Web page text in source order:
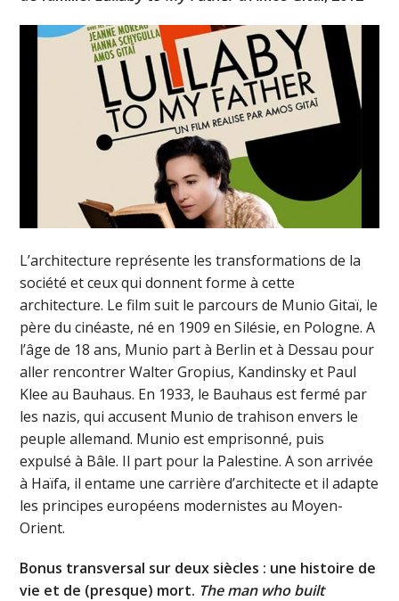
L’architecture représente les transformations de la
société et ceux qui donnent forme à cette
architecture. Le film suit le parcours de Munio Gitaï, le
père du cinéaste, né en 1909 en Silésie, en Pologne. A
l’âge de 18 ans, Munio part à Berlin et à Dessau pour
aller rencontrer Walter Gropius, Kandinsky et Paul
Klee au Bauhaus. En 1933, le Bauhaus est fermé par
les nazis, qui accusent Munio de trahison envers le
peuple allemand. Munio est emprisonné, puis
expulsé à Bâle. Il part pour la Palestine. A son arrivée
à Haïfa, il entame une carrière d’architecte et il adapte
les principes européens modernistes au Moyen-
Orient.
Bonus transversal sur deux siècles : une histoire de
vie et de (presque) mort. The man who built